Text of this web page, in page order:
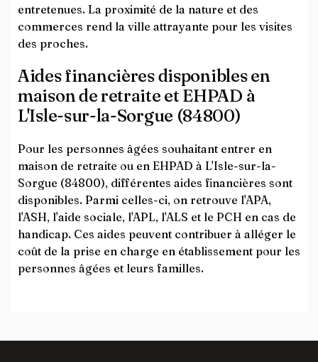
entretenues. La proximité de la nature et des
commerces rend la ville attrayante pour les visites
des proches.
Aides financières disponibles en
maison de retraite et EHPAD à
L'Isle-sur-la-Sorgue (84800)
Pour les personnes âgées souhaitant entrer en
maison de retraite ou en EHPAD à L'Isle-sur-la-
Sorgue (84800), différentes aides financières sont
disponibles. Parmi celles-ci, on retrouve l'APA,
l'ASH, l'aide sociale, l'APL, l'ALS et le PCH en cas de
handicap. Ces aides peuvent contribuer à alléger le
coût de la prise en charge en établissement pour les
personnes âgées et leurs familles.